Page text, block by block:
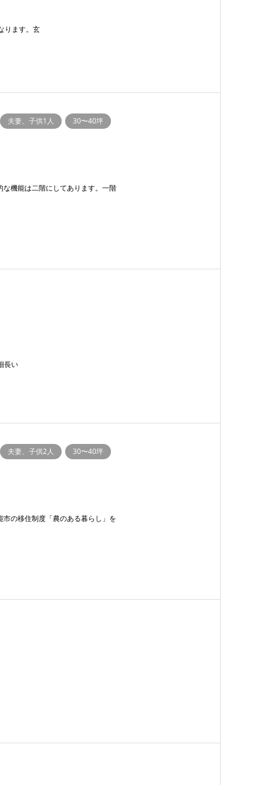
ります。玄
夫妻、子供1人 30〜40坪
機能は二階にしてあります。一階
長い
夫妻、子供2人 30〜40坪
の移住制度「農のある暮らし」を